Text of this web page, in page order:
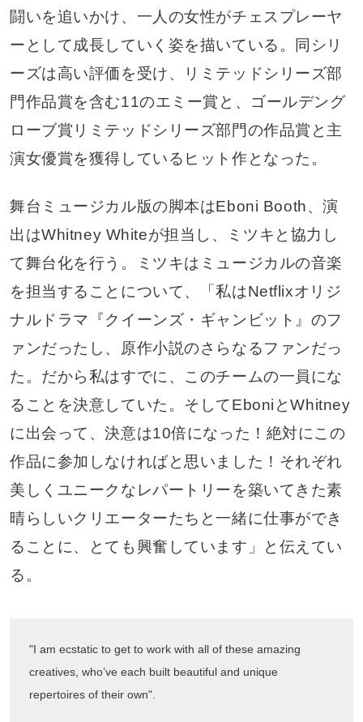
闘いを追いかけ、一人の女性がチェスプレーヤ
ーとして成長していく姿を描いている。同シリ
ーズは高い評価を受け、リミテッドシリーズ部
門作品賞を含む11のエミー賞と、ゴールデング
ローブ賞リミテッドシリーズ部門の作品賞と主
演女優賞を獲得しているヒット作となった。
舞台ミュージカル版の脚本はEboni Booth、演
出はWhitney Whiteが担当し、ミツキと協力し
て舞台化を行う。ミツキはミュージカルの音楽
を担当することについて、「私はNetflixオリジ
ナルドラマ『クイーンズ・ギャンビット』のフ
ァンだったし、原作小説のさらなるファンだっ
た。だから私はすでに、このチームの一員にな
ることを決意していた。そしてEboniとWhitney
に出会って、決意は10倍になった！絶対にこの
作品に参加しなければと思いました！それぞれ
美しくユニークなレパートリーを築いてきた素
晴らしいクリエーターたちと一緒に仕事ができ
ることに、とても興奮しています」と伝えてい
る。
"I am ecstatic to get to work with all of these amazing
creatives, who’ve each built beautiful and unique
repertoires of their own".